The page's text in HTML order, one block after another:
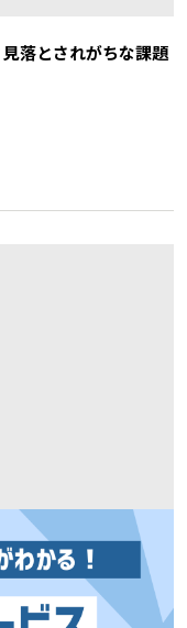
落とされがちな課題